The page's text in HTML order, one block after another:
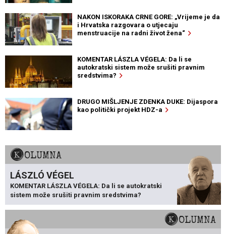
NAKON ISKORAKA CRNE GORE: „Vrijeme je da
i Hrvatska razgovara o utjecaju
menstruacije na radni život žena“
KOMENTAR LÁSZLA VÉGELA: Da li se
autokratski sistem može srušiti pravnim
sredstvima?
DRUGO MIŠLJENJE ZDENKA DUKE: Dijaspora
kao politički projekt HDZ-a
KOLUMNA
LÁSZLÓ VÉGEL
KOMENTAR LÁSZLA VÉGELA: Da li se autokratski
sistem može srušiti pravnim sredstvima?
KOLUMNA